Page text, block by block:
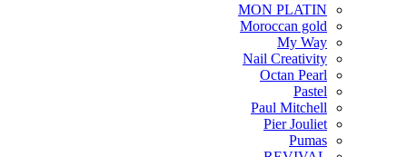
MON PLATIN
Moroccan gold
My Way
Nail Creativity
Octan Pearl
Pastel
Paul Mitchell
Pier Jouliet
Pumas